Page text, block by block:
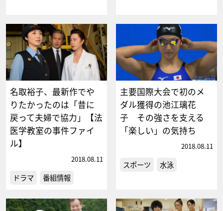
名取裕子、最新作でや
りたかったのは「昔に
戻って夫婦で協力」【法
医学教室の事件ファイ
ル】
2018.08.11
ドラマ 番組情報
主要国際大会で初のメ
ダル獲得の池江璃花
子 その強さを支える
「楽しい」の気持ち
2018.08.11
スポーツ 水泳